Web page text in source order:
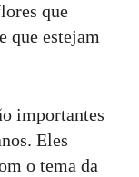
que
que estejam
importantes
Eles
o tema da